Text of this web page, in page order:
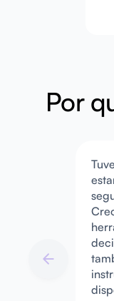
Por